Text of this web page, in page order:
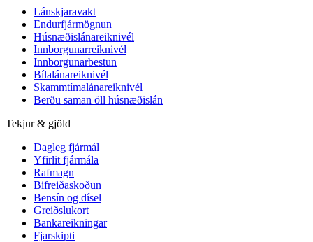
Lánskjaravakt
Endurfjármögnun
Húsnæðislánareiknivél
Innborgunarreiknivél
Innborgunarbestun
Bílalánareiknivél
Skammtímalánareiknivél
Berðu saman öll húsnæðislán
Tekjur & gjöld
Dagleg fjármál
Yfirlit fjármála
Rafmagn
Bifreiðaskoðun
Bensín og dísel
Greiðslukort
Bankareikningar
Fjarskipti